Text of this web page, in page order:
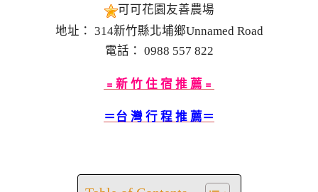
可可花園友善農場
地址： 314新竹縣北埔鄉Unnamed Road
電話： 0988 557 822
﹦新 竹 住 宿 推 薦﹦
＝台 灣 行 程 推 薦＝